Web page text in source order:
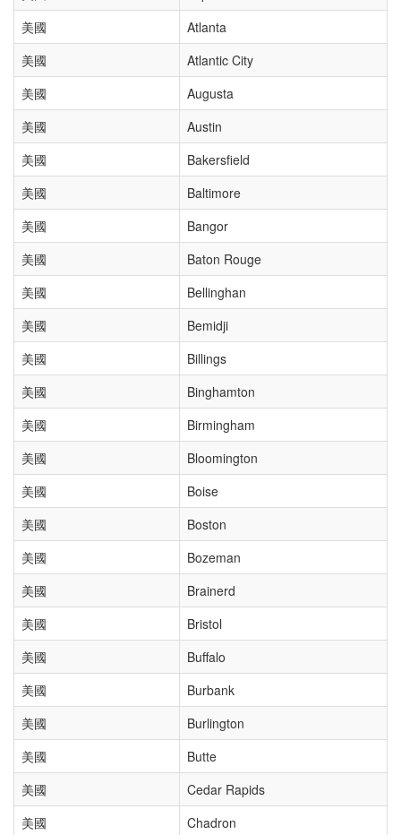
美國
Atlanta
美國
Atlantic City
美國
Augusta
美國
Austin
美國
Bakersfield
美國
Baltimore
美國
Bangor
美國
Baton Rouge
美國
Bellinghan
美國
Bemidji
美國
Billings
美國
Binghamton
美國
Birmingham
美國
Bloomington
美國
Boise
美國
Boston
美國
Bozeman
美國
Brainerd
美國
Bristol
美國
Buffalo
美國
Burbank
美國
Burlington
美國
Butte
美國
Cedar Rapids
美國
Chadron